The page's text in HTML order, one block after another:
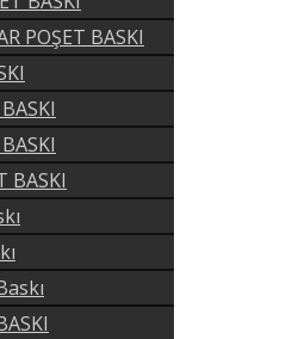
POŞET BASKI
BASKI